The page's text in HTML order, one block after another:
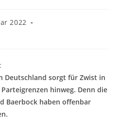
2022
Deutschland sorgt für Zwist in
hinweg. Denn die
Baerbock haben offenbar